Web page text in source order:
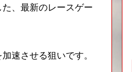
、最新のレースゲー
速させる狙いです。